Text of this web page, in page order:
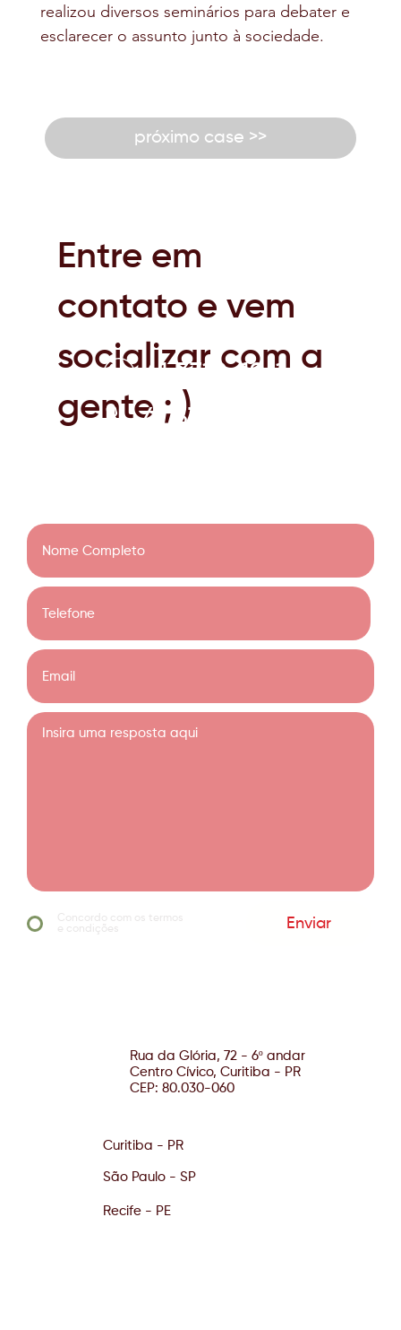
realizou diversos seminários para debater e
esclarecer o assunto junto à sociedade.
próximo case >>
Entre em
contato e vem
socializar com a
gente ; )
Enviar
Concordo com os termos
e condições
41 3319-1961
41 3319-1961
Curitiba - PR
São Paulo - SP
Recife - PE
Rua da Glória, 72 - 6º andar
Centro Cívico, Curitiba - PR
CEP: 80.030-060